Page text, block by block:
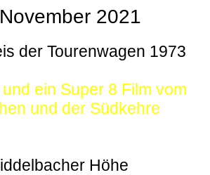
2021
der Tourenwagen 1973
ein Super 8 Film vom
und der Südkehre
Höhe